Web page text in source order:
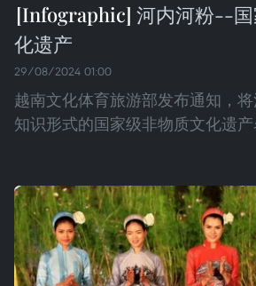
河内河粉--
化遗产
29/08/2024 01:00
越南文化体育旅游部发布通知，
知识形式的国家级非物质文化遗产